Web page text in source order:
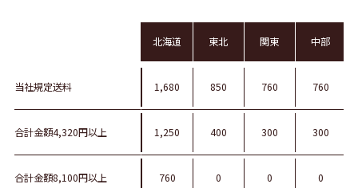
北海道 東北 関東 中部
当社規定送料 1,680 850 760 760
合計金額4,320円以上 1,250 400 300 300
合計金額8,100円以上 760 0 0 0